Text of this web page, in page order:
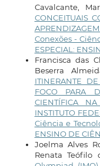
Cavalcante,
CONCEITUAIS
Conexões -
ESPECIAL:
Francisca das
Beserra
ITINERANTE
FOCO PARA
CIENTÍFICA
INSTITUTO
Ciência e
ENSINO DE
Joelma Alves
Renata Teófilo